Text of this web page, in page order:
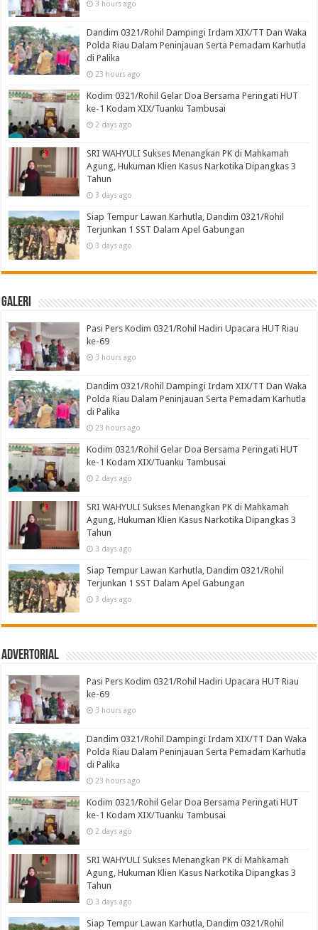
3 hours ago
Dandim 0321/Rohil Dampingi Irdam XIX/TT Dan Waka
Polda Riau Dalam Peninjauan Serta Pemadam Karhutla
di Palika
23 hours ago
Kodim 0321/Rohil Gelar Doa Bersama Peringati HUT
ke-1 Kodam XIX/Tuanku Tambusai
2 days ago
SRI WAHYULI Sukses Menangkan PK di Mahkamah
Agung, Hukuman Klien Kasus Narkotika Dipangkas 3
Tahun
3 days ago
Siap Tempur Lawan Karhutla, Dandim 0321/Rohil
Terjunkan 1 SST Dalam Apel Gabungan
3 days ago
Galeri
Pasi Pers Kodim 0321/Rohil Hadiri Upacara HUT Riau
ke-69
3 hours ago
Dandim 0321/Rohil Dampingi Irdam XIX/TT Dan Waka
Polda Riau Dalam Peninjauan Serta Pemadam Karhutla
di Palika
23 hours ago
Kodim 0321/Rohil Gelar Doa Bersama Peringati HUT
ke-1 Kodam XIX/Tuanku Tambusai
2 days ago
SRI WAHYULI Sukses Menangkan PK di Mahkamah
Agung, Hukuman Klien Kasus Narkotika Dipangkas 3
Tahun
3 days ago
Siap Tempur Lawan Karhutla, Dandim 0321/Rohil
Terjunkan 1 SST Dalam Apel Gabungan
3 days ago
Advertorial
Pasi Pers Kodim 0321/Rohil Hadiri Upacara HUT Riau
ke-69
3 hours ago
Dandim 0321/Rohil Dampingi Irdam XIX/TT Dan Waka
Polda Riau Dalam Peninjauan Serta Pemadam Karhutla
di Palika
23 hours ago
Kodim 0321/Rohil Gelar Doa Bersama Peringati HUT
ke-1 Kodam XIX/Tuanku Tambusai
2 days ago
SRI WAHYULI Sukses Menangkan PK di Mahkamah
Agung, Hukuman Klien Kasus Narkotika Dipangkas 3
Tahun
3 days ago
Siap Tempur Lawan Karhutla, Dandim 0321/Rohil